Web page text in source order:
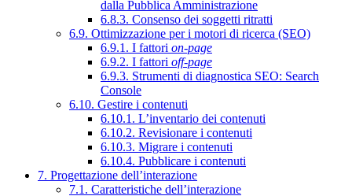
dalla Pubblica Amministrazione
6.8.3. Consenso dei soggetti ritratti
6.9. Ottimizzazione per i motori di ricerca (SEO)
6.9.1. I fattori on-page
6.9.2. I fattori off-page
6.9.3. Strumenti di diagnostica SEO: Search
Console
6.10. Gestire i contenuti
6.10.1. L’inventario dei contenuti
6.10.2. Revisionare i contenuti
6.10.3. Migrare i contenuti
6.10.4. Pubblicare i contenuti
7. Progettazione dell’interazione
7.1. Caratteristiche dell’interazione